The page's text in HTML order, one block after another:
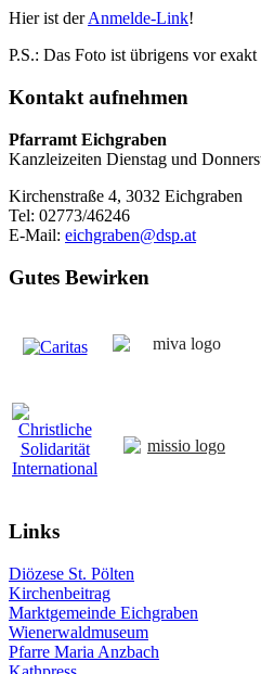
Hier ist derAnmelde-Link!
P.S.: Das Foto ist übrigens vor
Kontakt aufnehmen
Pfarramt Eichgraben
Kanzleizeiten Dienstag und
Kirchenstraße 4, 3032 Eichgraben
Tel: 02773/46246
E-Mail: eichgraben@dsp.at
Gutes Bewirken
Links
Diözese St. Pölten
Kirchenbeitrag
Marktgemeinde Eichgraben
Wienerwaldmuseum
Pfarre Maria Anzbach